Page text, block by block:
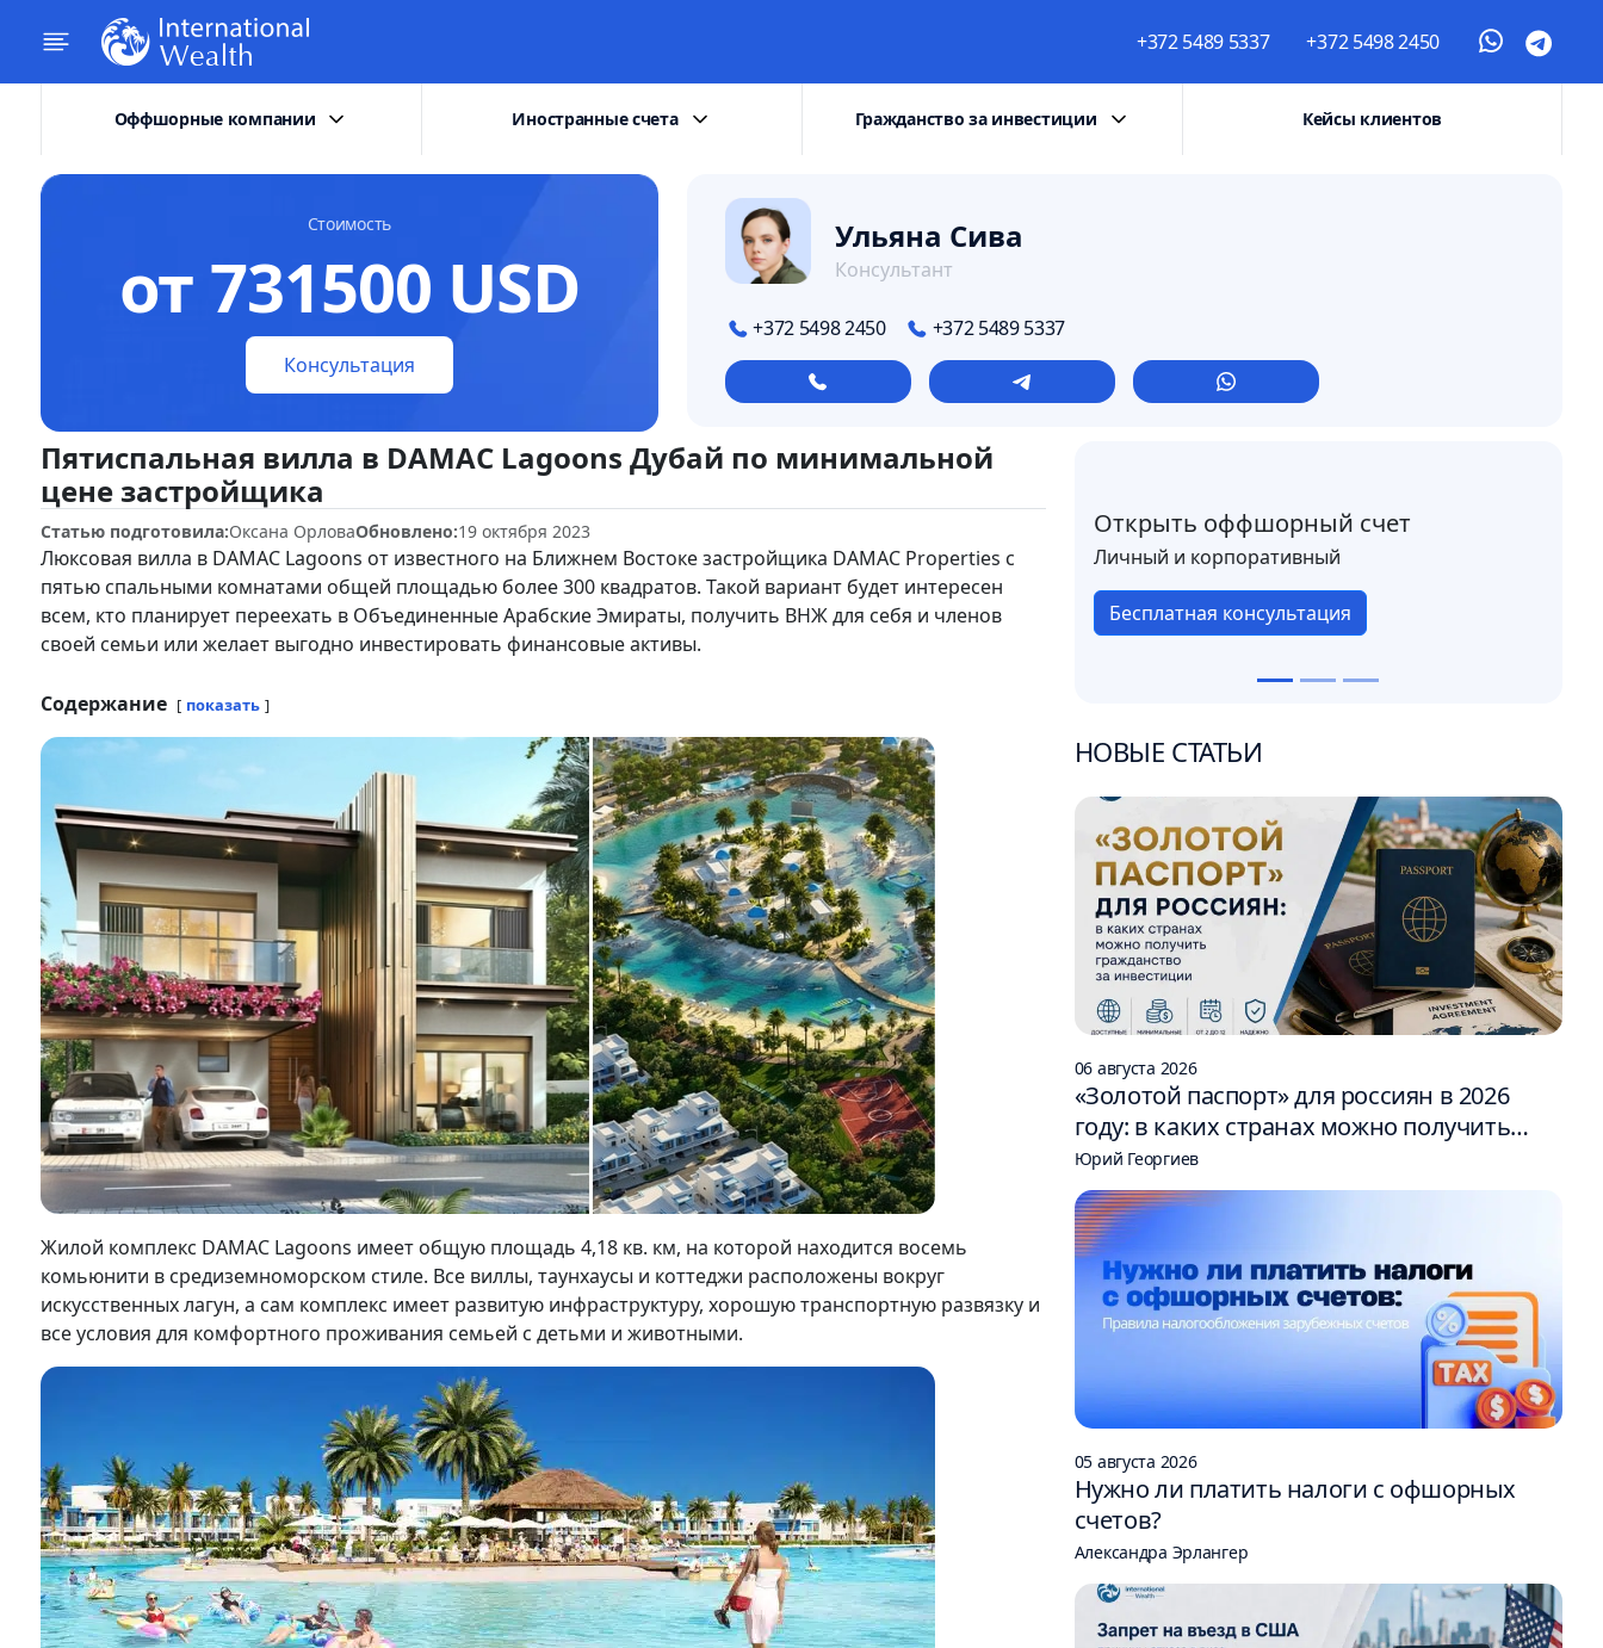
+372 5489 5337 +372 5498 2450
Оффшорные компании Иностранные счета Гражданство за инвестиции Кейсы клиентов
Стоимость
от 731500 USD
Консультация
Ульяна Сива
Консультант
+372 5498 2450 +372 5489 5337
Пятиспальная вилла в DAMAC Lagoons Дубай по минимальной
цене застройщика
Статью подготовила:Оксана ОрловаОбновлено:19 октября 2023
Люксовая вилла в DAMAC Lagoons от известного на Ближнем Востоке застройщика DAMAC Properties с
пятью спальными комнатами общей площадью более 300 квадратов. Такой вариант будет интересен
всем, кто планирует переехать в Объединенные Арабские Эмираты, получить ВНЖ для себя и членов
своей семьи или желает выгодно инвестировать финансовые активы.
Содержание показать
Жилой комплекс DAMAC Lagoons имеет общую площадь 4,18 кв. км, на которой находится восемь
комьюнити в средиземноморском стиле. Все виллы, таунхаусы и коттеджи расположены вокруг
искусственных лагун, а сам комплекс имеет развитую инфраструктуру, хорошую транспортную развязку и
все условия для комфортного проживания семьей с детьми и животными.
Открыть оффшорный счет
Личный и корпоративный
Бесплатная консультация
НОВЫЕ СТАТЬИ
06 августа 2026
«Золотой паспорт» для россиян в 2026
году: в каких странах можно получить
гражданство за инвестиции
Юрий Георгиев
05 августа 2026
Нужно ли платить налоги с офшорных
счетов?
Александра Эрлангер